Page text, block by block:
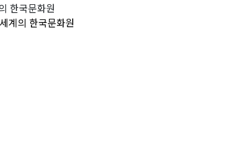
한국문화원
세계의 한국문화원